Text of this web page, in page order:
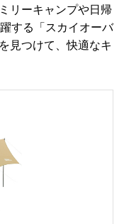
リーキャンプや日帰
する「スカイオーバ
見つけて、快適なキ